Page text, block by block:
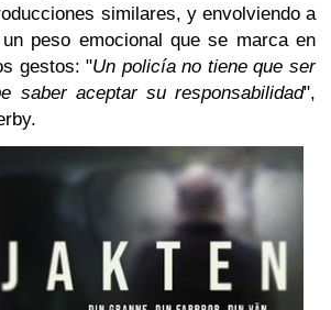
similares, y envolviendo a
peso emocional que se marca en
gestos: "Un policía no tiene que ser
saber aceptar su responsabilidad",